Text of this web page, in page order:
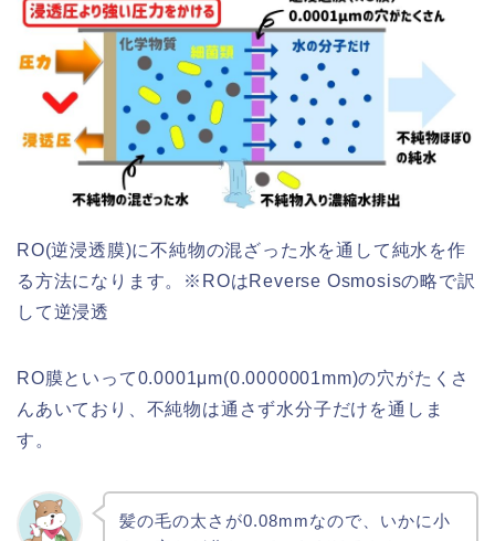
RO(逆浸透膜)に不純物の混ざった水を通して純水を作
る方法になります。※ROはReverse Osmosisの略で訳
して逆浸透
RO膜といって0.0001μm(0.0000001mm)の穴がたくさ
んあいており、不純物は通さず水分子だけを通しま
す。
髪の毛の太さが0.08mmなので、いかに小